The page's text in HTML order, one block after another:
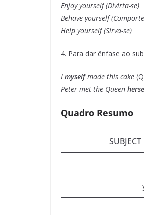
Enjoy yourself (Divirta-se)
Behave yourself
Help yourself (Sirva-se)
4. Para dar ênfase ao
I myselfmade this cake
Peter met the Queen
Quadro Resumo